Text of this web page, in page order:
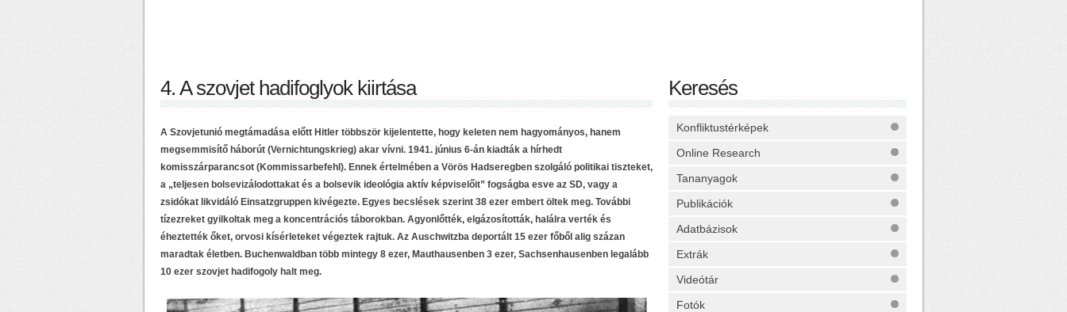
4. A szovjet hadifoglyok kiirtása
A Szovjetunió megtámadása előtt Hitler többször kijelentette, hogy keleten nem hagyományos, hanem
megsemmisítő háborút (Vernichtungskrieg) akar vívni. 1941. június 6-án kiadták a hírhedt
komisszárparancsot (Kommissarbefehl). Ennek értelmében a Vörös Hadseregben szolgáló politikai tiszteket,
a „teljesen bolsevizálodottakat és a bolsevik ideológia aktív képviselőit” fogságba esve az SD, vagy a
zsidókat likvidáló Einsatzgruppen kivégezte. Egyes becslések szerint 38 ezer embert öltek meg. További
tízezreket gyilkoltak meg a koncentrációs táborokban. Agyonlőtték, elgázosították, halálra verték és
éheztették őket, orvosi kísérleteket végeztek rajtuk. Az Auschwitzba deportált 15 ezer főből alig százan
maradtak életben. Buchenwaldban több mintegy 8 ezer, Mauthausenben 3 ezer, Sachsenhausenben legalább
10 ezer szovjet hadifogoly halt meg.
Keresés
Konfliktustérképek
Online Research
Tananyagok
Publikációk
Adatbázisok
Extrák
Videótár
Fotók